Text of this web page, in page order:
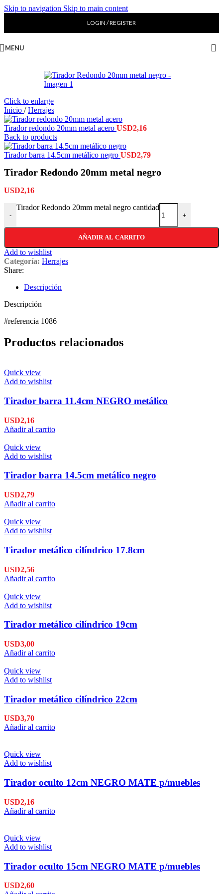
Skip to navigation Skip to main content
LOGIN / REGISTER
MENU
Click to enlarge
Inicio / Herrajes
Tirador redondo 20mm metal acero USD2,16
Back to products
Tirador barra 14.5cm metálico negro USD2,79
Tirador Redondo 20mm metal negro
USD2,16
-
Tirador Redondo 20mm metal negro cantidad
+
AÑADIR AL CARRITO
Add to wishlist
Categoría: Herrajes
Share:
Descripción
Descripción
#referencia 1086
Productos relacionados
Quick view
Add to wishlist
Tirador barra 11.4cm NEGRO metálico
USD2,16
Añadir al carrito
Quick view
Add to wishlist
Tirador barra 14.5cm metálico negro
USD2,79
Añadir al carrito
Quick view
Add to wishlist
Tirador metálico cilíndrico 17.8cm
USD2,56
Añadir al carrito
Quick view
Add to wishlist
Tirador metálico cilíndrico 19cm
USD3,00
Añadir al carrito
Quick view
Add to wishlist
Tirador metálico cilíndrico 22cm
USD3,70
Añadir al carrito
Quick view
Add to wishlist
Tirador oculto 12cm NEGRO MATE p/muebles
USD2,16
Añadir al carrito
Quick view
Add to wishlist
Tirador oculto 15cm NEGRO MATE p/muebles
USD2,60